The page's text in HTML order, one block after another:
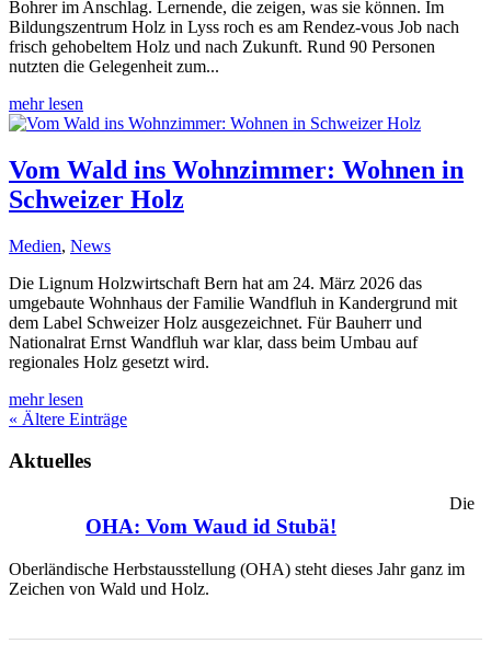
Bohrer im Anschlag. Lernende, die zeigen, was sie können. Im
Bildungszentrum Holz in Lyss roch es am Rendez-vous Job nach
frisch gehobeltem Holz und nach Zukunft. Rund 90 Personen
nutzten die Gelegenheit zum...
mehr lesen
Vom Wald ins Wohnzimmer: Wohnen in
Schweizer Holz
Medien, News
Die Lignum Holzwirtschaft Bern hat am 24. März 2026 das
umgebaute Wohnhaus der Familie Wandfluh in Kandergrund mit
dem Label Schweizer Holz ausgezeichnet. Für Bauherr und
Nationalrat Ernst Wandfluh war klar, dass beim Umbau auf
regionales Holz gesetzt wird.
mehr lesen
« Ältere Einträge
Aktuelles
OHA: Vom Waud id Stubä!
Die
Oberländische Herbstausstellung (OHA) steht dieses Jahr ganz im
Zeichen von Wald und Holz.